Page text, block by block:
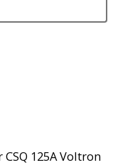
125A Voltron